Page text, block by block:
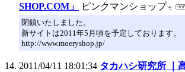
SHOP.COM」
ピンクマンショップ
閉鎖いたしました。
新サイトは2011年5月頃を予定しております。
http://www.moeryshop.jp/
2011/04/11 18:01:34 タカハシ研究所 ｜